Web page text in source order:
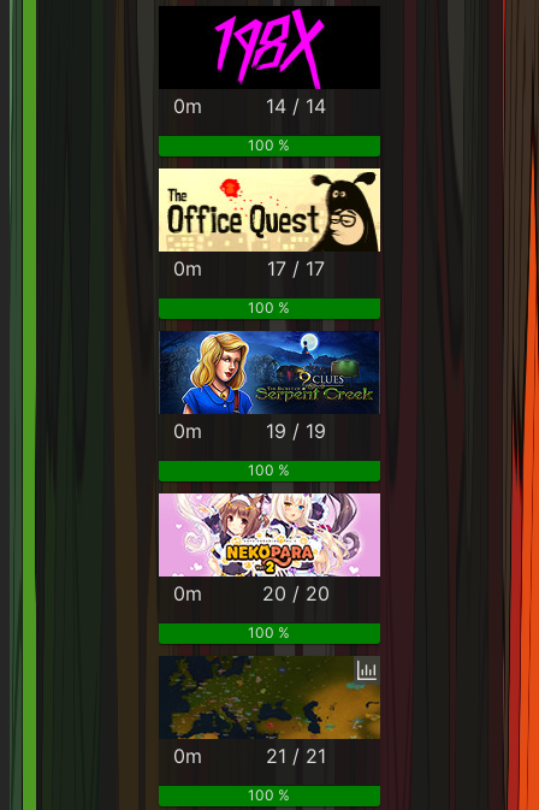
0m 14 / 14
100 %
0m 17 / 17
100 %
0m 19 / 19
100 %
0m 20 / 20
100 %
0m 21 / 21
100 %